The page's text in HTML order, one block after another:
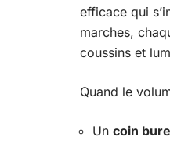
efficace qui
marches,
coussins et
Quand le
Un coin